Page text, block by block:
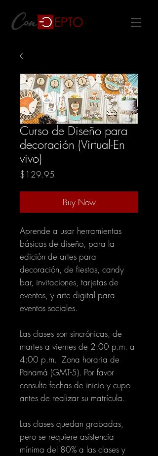
Curso de Diseño para
decoración (Virtual-En
vivo)
$129.95
Buy Now
Aprende a usar herramientas
básicas de diseño, para la
edición de artes para
decoración, de fiestas, candy
bar, invitaciones, tarjetas de
eventos, y arte digital para
eventos sociales.
Las clases son sincrónicas, de
martes a viernes de 2:00 p.m. a
4:00 p.m. Zona horaria de
Panamá (GMT-5). Por favor
consulte fechas de inicio y cupo
antes de realizar su matrícula.
Las clases quedan grabadas,
pero se requiere asistencia
mínima del 80% a las clases y